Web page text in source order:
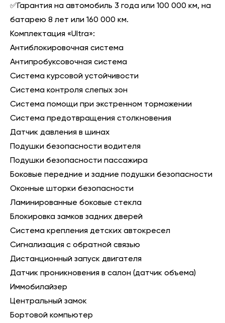
✅Гарантия на автомобиль 3 года или 100 000 км, на
батарею 8 лет или 160 000 км.
Комплектация «Ultra»:
Антиблокировочная система
Антипробуксовочная система
Система курсовой устойчивости
Система контроля слепых зон
Система помощи при экстренном торможении
Система предотвращения столкновения
Датчик давления в шинах
Подушки безопасности водителя
Подушки безопасности пассажира
Боковые передние и задние подушки безопасности
Оконные шторки безопасности
Ламинированные боковые стекла
Блокировка замков задних дверей
Система крепления детских автокресел
Сигнализация с обратной связью
Дистанционный запуск двигателя
Датчик проникновения в салон (датчик объема)
Иммобилайзер
Центральный замок
Бортовой компьютер